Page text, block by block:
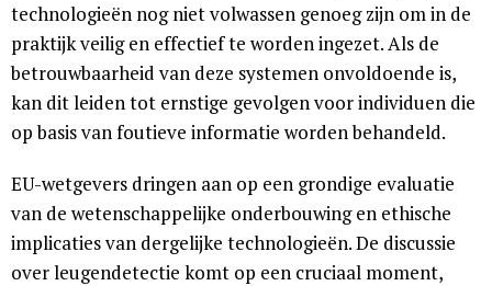
technologieën nog niet volwassen genoeg zijn om in de
praktijk veilig en effectief te worden ingezet. Als de
betrouwbaarheid van deze systemen onvoldoende is,
kan dit leiden tot ernstige gevolgen voor individuen die
op basis van foutieve informatie worden behandeld.
EU-wetgevers dringen aan op een grondige evaluatie
van de wetenschappelijke onderbouwing en ethische
implicaties van dergelijke technologieën. De discussie
over leugendetectie komt op een cruciaal moment,